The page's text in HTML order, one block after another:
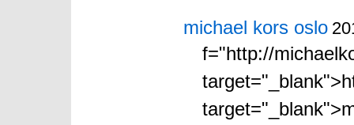
michael kors oslo
f="http://